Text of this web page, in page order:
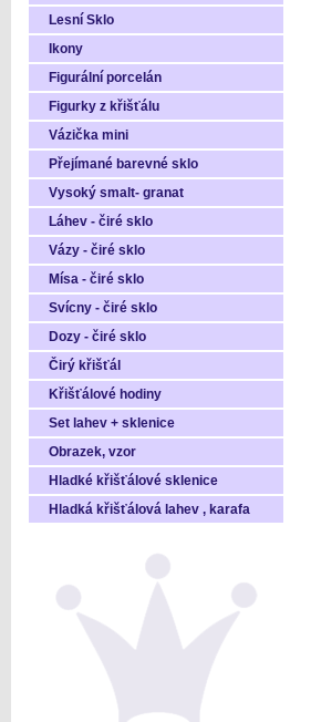
Lesní Sklo
Ikony
Figurální porcelán
Figurky z křišťálu
Vázička mini
Přejímané barevné sklo
Vysoký smalt- granat
Láhev - čiré sklo
Vázy - čiré sklo
Mísa - čiré sklo
Svícny - čiré sklo
Dozy - čiré sklo
Čirý křišťál
Křišťálové hodiny
Set lahev + sklenice
Obrazek, vzor
Hladké křišťálové sklenice
Hladká křišťálová lahev , karafa